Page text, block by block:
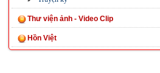
Thư viện ảnh - Video Clip
Hồn Việt